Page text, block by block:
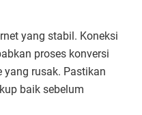
yang stabil. Koneksi
proses konversi
rusak. Pastikan
baik sebelum